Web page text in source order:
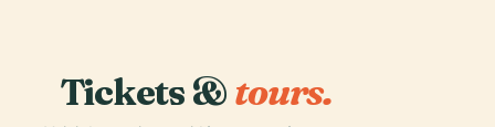
Tickets &tours.